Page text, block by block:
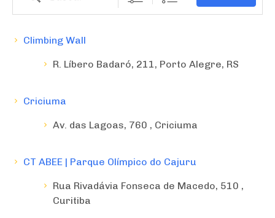
Climbing Wall
R. Líbero Badaró, 211, Porto Alegre, RS
Criciuma
Av. das Lagoas, 760 , Criciuma
CT ABEE | Parque Olímpico do Cajuru
Rua Rivadávia Fonseca de Macedo, 510 ,
Curitiba